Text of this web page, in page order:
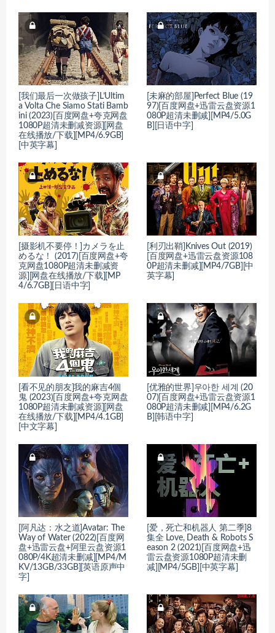
[我们最后一次做孩子]L’Ultim
a Volta Che Siamo Stati Bamb
ini (2023)[百度网盘+夸克网盘
1080P超清未删减资源][网盘
在线播放/下载][MP4/6.9GB]
[中英字幕]
[未麻的部屋]Perfect Blue (19
97)[百度网盘+迅雷云盘资源1
080P超清未删减][MP4/5.0G
B][日语中字]
[摄影机不要停！]カメラを止
めるな！ (2017)[百度网盘+夸
克网盘1080P超清未删减资
源][网盘在线播放/下载][MP
4/6.7GB][日语中字]
[利刃出鞘]Knives Out (2019)
[百度网盘+迅雷云盘资源108
0P超清未删减][MP4/7GB][中
英字幕]
[看不见的朋友]我的麻吉4個
鬼 (2023)[百度网盘+夸克网盘
1080P超清未删减资源][网盘
在线播放/下载][MP4/4.1GB]
[中文字幕]
[优雅的世界]우아한 세계 (20
07)[百度网盘+迅雷云盘资源1
080P超清未删减][MP4/6.2G
B][韩语中字]
[阿凡达：水之道]Avatar: The
Way of Water (2022)[百度网
盘+迅雷云盘+阿里云盘资源1
080P/4K超清未删减][MP4/M
KV/13GB/33GB][英语原声中
字]
[爱，死亡和机器人 第二季]8
集全 Love, Death & Robots S
eason 2 (2021)[百度网盘+迅
雷云盘资源1080P超清未删
减][MP4/5GB][中英字幕]